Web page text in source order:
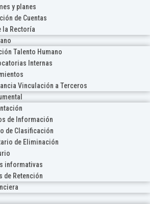
y planes
de Cuentas
la Rectoría
Talento Humano
Internas
Vinculación a Terceros
de Información
de Clasificación
de Eliminación
informativas
de Retención